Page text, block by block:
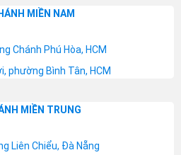
MIỀN NAM
Chánh Phú Hòa, HCM
phường Bình Tân, HCM
MIỀN TRUNG
Liên Chiểu, Đà Nẵng